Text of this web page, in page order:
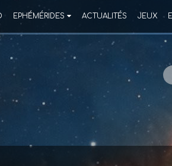
EPHÉMÉRIDES ACTUALITÉS JEUX